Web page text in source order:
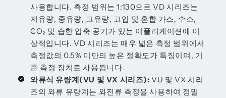
사용합니다. 측정 범위는 1:130으로 VD 시리즈는
저유량, 중유량, 고유량, 고압 및 혼합 가스, 수소,
CO₂ 및 습한 압축 공기가 있는 어플리케이션에 이
상적입니다. VD 시리즈는 매우 넓은 측정 범위에서
측정값의 0.5% 미만의 높은 정확도가 특징이며, 기
준 측정 장치로 사용됩니다.
와류식 유량계(VU 및 VX 시리즈): VU 및 VX 시리
즈의 와류 유량계는 와전류 측정을 사용하여 정밀